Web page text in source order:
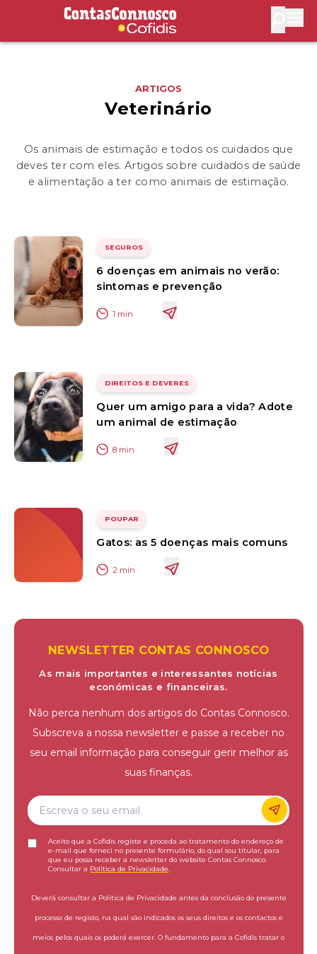
Contas Connosco by Cofidis
ARTIGOS
Veterinário
Os animais de estimação e todos os cuidados que
deves ter com eles. Artigos sobre cuidados de saúde
e alimentação a ter como animais de estimação.
SEGUROS
6 doenças em animais no verão:
sintomas e prevenção
1 min
DIREITOS E DEVERES
Quer um amigo para a vida? Adote
um animal de estimação
8 min
POUPAR
Gatos: as 5 doenças mais comuns
2 min
NEWSLETTER CONTAS CONNOSCO
As mais importantes e interessantes notícias
económicas e financeiras.
Não perca nenhum dos artigos do Contas Connosco.
Subscreva a nossa newsletter e passe a receber no
seu email informação para conseguir gerir melhor as
suas finanças.
Aceito que a Cofidis registe e proceda ao tratamento do endereço de
e-mail que forneci no presente formulário, do qual sou titular, para
que eu possa receber a newsletter do website Contas Connosco.
Consultar a Política de Privacidade
Deverá consultar a Política de Privacidade antes da conclusão do presente
processo de registo, na qual são indicados os seus direitos e os contactos e
meios pelos quais os poderá exercer. O fundamento para a Cofidis tratar o